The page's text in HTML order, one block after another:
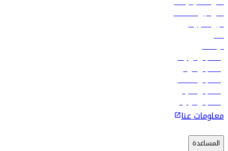
فلاي دبي للعطلات
تأجير السيارات
فنادق
الوظائف
رحلات إلى تبيليسي
رحلات إلى الرياض
رحلات إلى مسقط
رحلات إلى ماليه
رحلات إلى كولومبو
معلومات عنا
المساعدة